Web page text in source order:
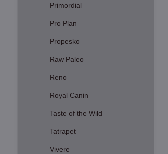
Primordial
Pro Plan
Propesko
Raw Paleo
Reno
Royal Canin
Taste of the Wild
Tatrapet
Vivere